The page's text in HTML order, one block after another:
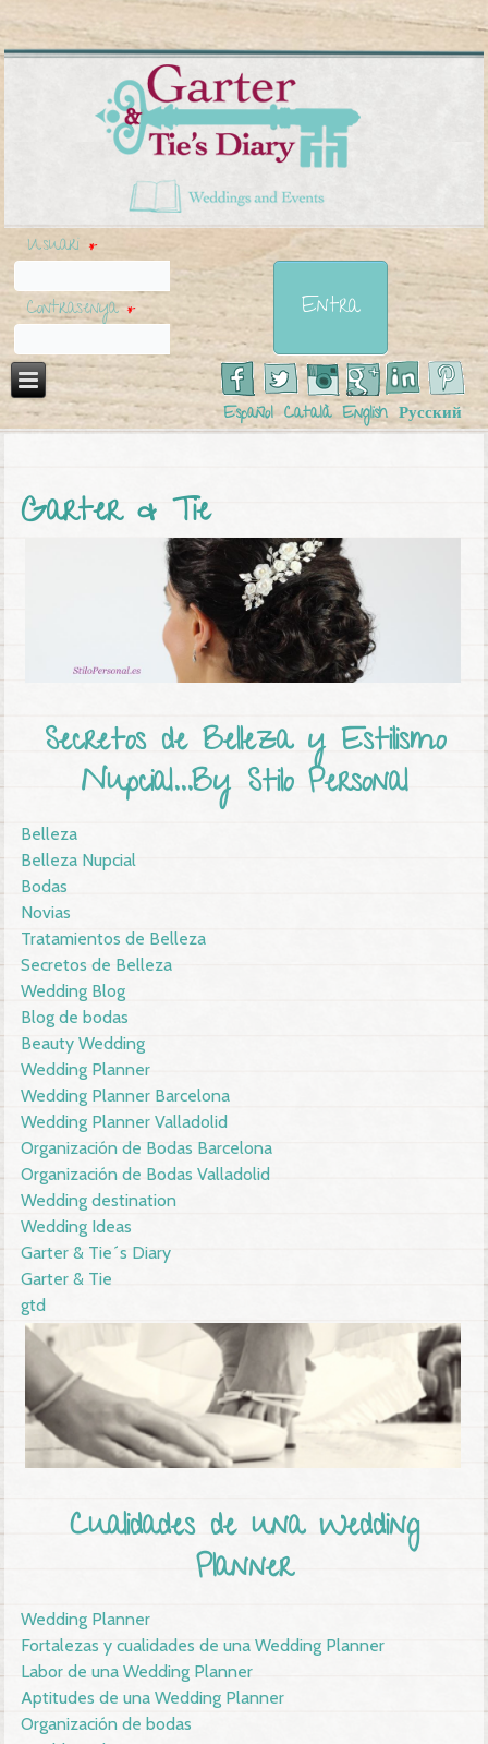
Usuari *
Contrasenya *
Español Català English Русский
Garter & Tie
Secretos de Belleza y Estilismo
Nupcial...By Stilo Personal
Belleza
Belleza Nupcial
Bodas
Novias
Tratamientos de Belleza
Secretos de Belleza
Wedding Blog
Blog de bodas
Beauty Wedding
Wedding Planner
Wedding Planner Barcelona
Wedding Planner Valladolid
Organización de Bodas Barcelona
Organización de Bodas Valladolid
Wedding destination
Wedding Ideas
Garter & Tie´s Diary
Garter & Tie
gtd
Cualidades de una Wedding
Planner
Wedding Planner
Fortalezas y cualidades de una Wedding Planner
Labor de una Wedding Planner
Aptitudes de una Wedding Planner
Organización de bodas